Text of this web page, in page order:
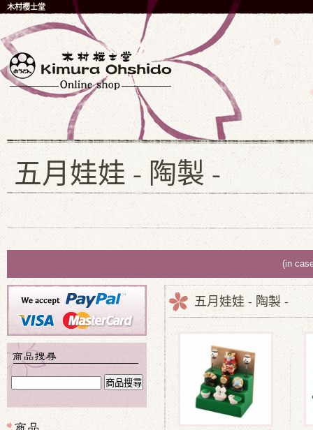
木村櫻士堂
五月娃娃 - 陶製 -
(in
五月娃娃 - 陶製 -